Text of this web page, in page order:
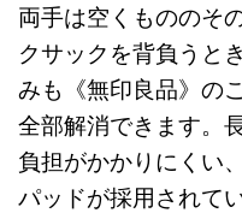
両手は空くもののそ
クサックを背負うと
みも《無印良品》の
全部解消できます。
負担がかかりにくい
パッドが採用されて